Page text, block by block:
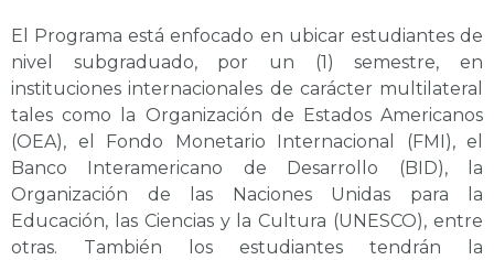
El Programa está enfocado en ubicar estudiantes de
nivel subgraduado, por un (1) semestre, en
instituciones internacionales de carácter multilateral
tales como la Organización de Estados Americanos
(OEA), el Fondo Monetario Internacional (FMI), el
Banco Interamericano de Desarrollo (BID), la
Organización de las Naciones Unidas para la
Educación, las Ciencias y la Cultura (UNESCO), entre
otras. También los estudiantes tendrán la